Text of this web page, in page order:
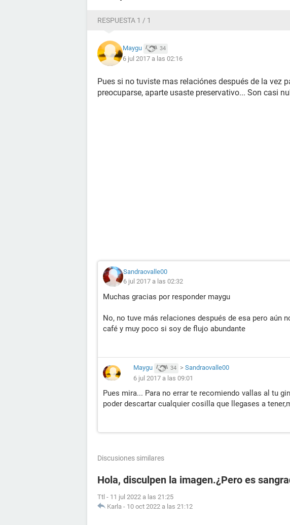
muy preocupada gracias por leerlo.
RESPUESTA 1 / 1
Maygu 34
6 jul 2017 a las 02:16
Pues si no tuviste mas relaciónes después de la vez
preocuparse, aparte usaste preservativo... Son casi
Sandraovalle00
6 jul 2017 a las 02:32
Muchas gracias por responder maygu
No, no tuve más relaciones después de esa pero aún
café y muy poco si soy de flujo abundante
Maygu 34 > Sandraovalle00
6 jul 2017 a las 09:01
Pues mira... Para no errar te recomiendo vallas al tu
poder descartar cualquier cosilla que llegases a
Discusiones similares
Hola, disculpen la imagen.¿Pero es
Ttl - 11 jul 2022 a las 21:25
Karla - 10 oct 2022 a las 21:12